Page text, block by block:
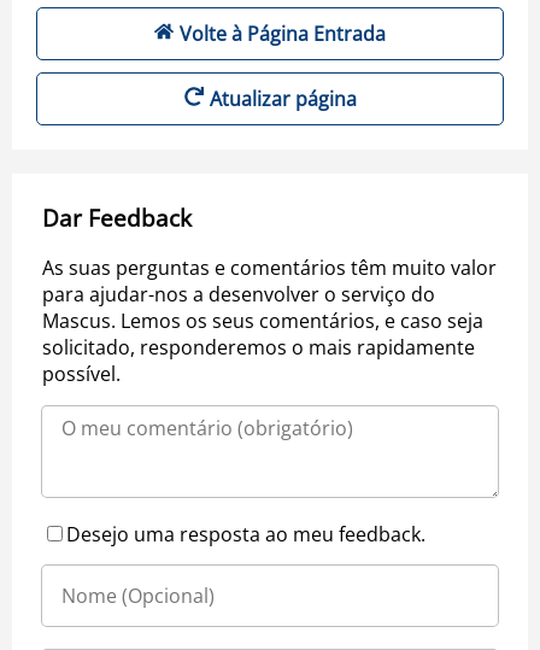
Volte à Página Entrada
Atualizar página
Dar Feedback
As suas perguntas e comentários têm muito valor
para ajudar-nos a desenvolver o serviço do
Mascus. Lemos os seus comentários, e caso seja
solicitado, responderemos o mais rapidamente
possível.
Desejo uma resposta ao meu feedback.